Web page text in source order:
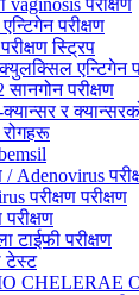
परीक्षण
स्ट्रिप
एन्टिगेन
परीक्षण
क्यान्सर र
रोगहरू
/ Adenovirus
परीक्षण परीक्षण
परीक्षण
टाईफी परीक्षण
टेस्ट
CHELERAE